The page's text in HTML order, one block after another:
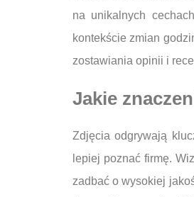
na unikalnych
kontekście zmian
zostawiania opinii i
Jakie
Zdjęcia odgrywają
lepiej poznać firmę.
zadbać o wysokiej